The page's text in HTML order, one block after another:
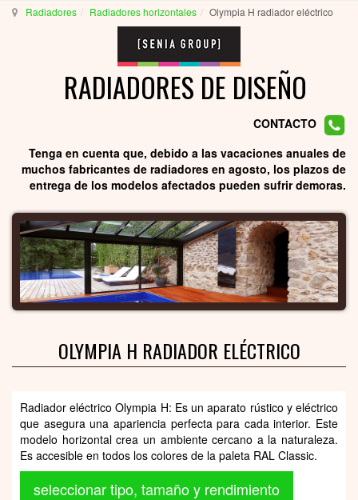
Radiadores Radiadores horizontales Olympia H radiador eléctrico
RADIADORES DE DISEÑO
CONTACTO
Tenga en cuenta que, debido a las vacaciones anuales de
muchos fabricantes de radiadores en agosto, los plazos de
entrega de los modelos afectados pueden sufrir demoras.
OLYMPIA H RADIADOR ELÉCTRICO
Radiador eléctrico Olympia H: Es un aparato rústico y eléctrico
que asegura una apariencia perfecta para cada interior. Este
modelo horizontal crea un ambiente cercano a la naturaleza.
Es accesible en todos los colores de la paleta RAL Classic.
seleccionar tipo, tamaño y rendimiento